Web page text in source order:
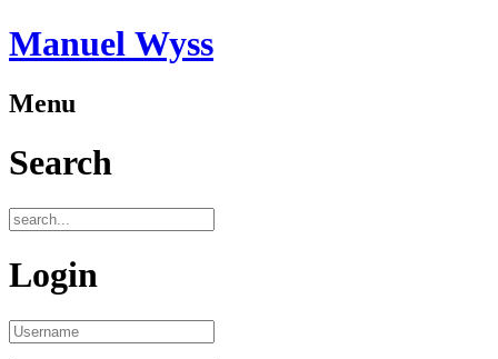
Manuel Wyss
Menu
Search
Login